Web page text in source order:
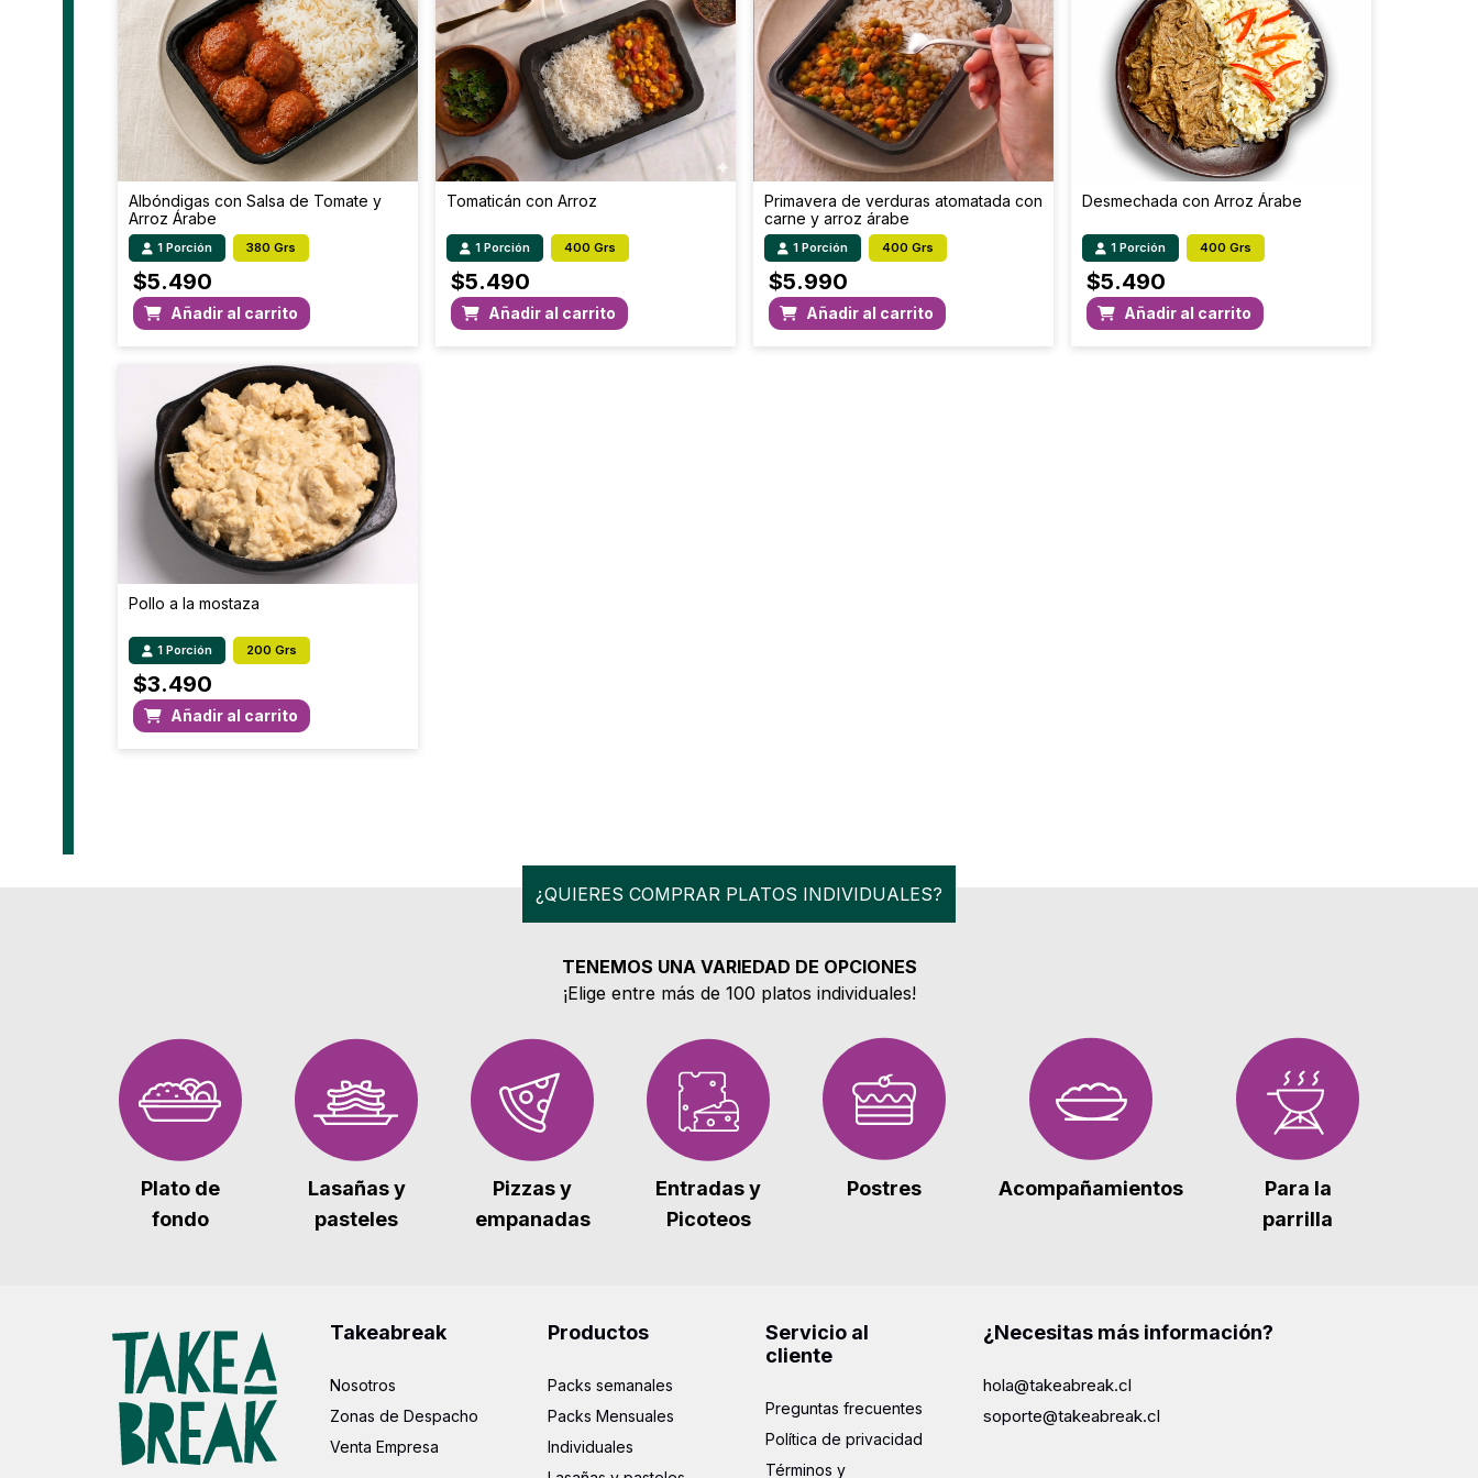
Grasa Total (g) 10.205 40.8
Colesterol (mg) 34.888 139.6
H. de C. disponible (g) 14.994 60.0
Fibra Total (g) 0.714 2.9
Sodio (mg) 178.38
Albóndigas con Salsa de Tomate y
Arroz Árabe
1 Porción 380 Grs
$5.490
Añadir al carrito
Tomaticán con Arroz
1 Porción 400 Grs
$5.490
Añadir al carrito
Primavera de verduras atomatada con
carne y arroz árabe
1 Porción 400 Grs
$5.990
Añadir al carrito
Desmechada con Arroz Árabe
1 Porción 400 Grs
$5.490
Añadir al carrito
Pollo a la mostaza
1 Porción 200 Grs
$3.490
Añadir al carrito
¿QUIERES COMPRAR PLATOS INDIVIDUALES?
TENEMOS UNA VARIEDAD DE OPCIONES
¡Elige entre más de 100 platos individuales!
Plato de
fondo
Lasañas y
pasteles
Pizzas y
empanadas
Entradas y
Picoteos
Postres Acompañamientos
Para la
parrilla
Takeabreak
Nosotros
Zonas de Despacho
Venta Empresa
Productos
Packs semanales
Packs Mensuales
Individuales
Servicio al
cliente
Preguntas frecuentes
Política de privacidad
Términos y
¿Necesitas más información?
hola@takeabreak.cl
soporte@takeabreak.cl